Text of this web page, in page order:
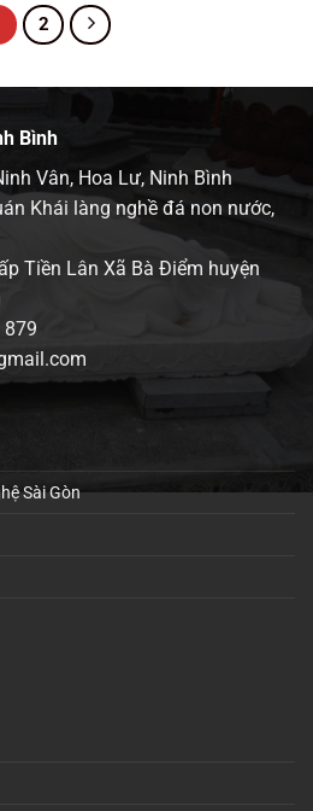
2
Bình
Vân, Hoa Lư, Ninh Bình
Khái làng nghề đá non nước,
Tiền Lân Xã Bà Điểm huyện
879
Sài Gòn